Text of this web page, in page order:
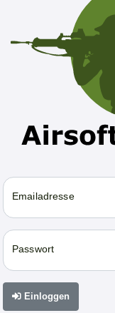
Emailadresse
Passwort
Einloggen